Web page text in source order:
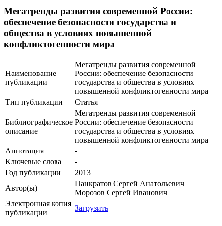
Мегатренды развития современной России:
обеспечение безопасности государства и
общества в условиях повышенной
конфликтогенности мира
Наименование
публикации
Мегатренды развития современной
России: обеспечение безопасности
государства и общества в условиях
повышенной конфликтогенности мира
Тип публикации
Статья
Библиографическое
описание
Мегатренды развития современной
России: обеспечение безопасности
государства и общества в условиях
повышенной конфликтогенности мира
Аннотация
-
Ключевые cлова
-
Год публикации
2013
Автор(ы)
Панкратов Сергей Анатольевич
Морозов Сергей Иванович
Электронная копия
публикации
Загрузить